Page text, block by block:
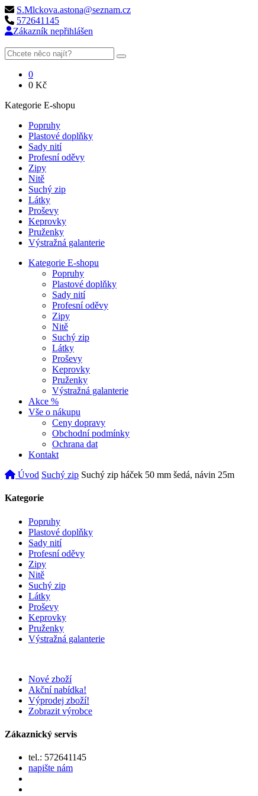
S.Mlckova.astona@seznam.cz
572641145
Zákazník nepřihlášen
0
0 Kč
Kategorie E-shopu
Popruhy
Plastové doplňky
Sady nití
Profesní oděvy
Zipy
Nitě
Suchý zip
Látky
Proševy
Keprovky
Pruženky
Výstražná galanterie
Kategorie E-shopu
Popruhy
Plastové doplňky
Sady nití
Profesní oděvy
Zipy
Nitě
Suchý zip
Látky
Proševy
Keprovky
Pruženky
Výstražná galanterie
Akce %
Vše o nákupu
Ceny dopravy
Obchodní podmínky
Ochrana dat
Kontakt
Úvod Suchý zip Suchý zip háček 50 mm šedá, návin 25m
Kategorie
Popruhy
Plastové doplňky
Sady nití
Profesní oděvy
Zipy
Nitě
Suchý zip
Látky
Proševy
Keprovky
Pruženky
Výstražná galanterie
Nové zboží
Akční nabídka!
Výprodej zboží!
Zobrazit výrobce
Zákaznický servis
tel.: 572641145
napište nám